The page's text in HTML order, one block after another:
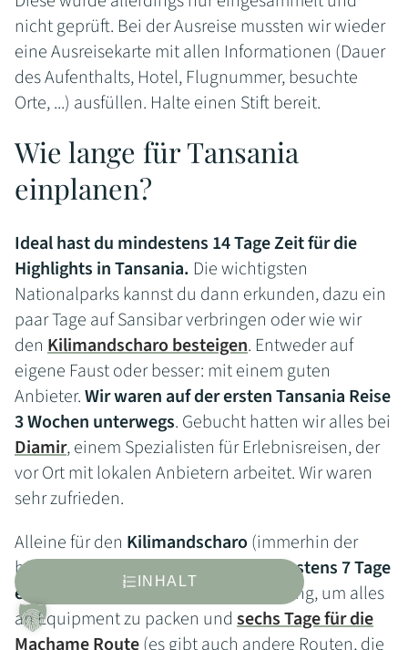
INHALT
nicht geprüft. Bei der Ausreise mussten wir wieder
eine Ausreisekarte mit allen Informationen (Dauer
des Aufenthalts, Hotel, Flugnummer, besuchte
Orte, ...) ausfüllen. Halte einen Stift bereit.
Wie lange für Tansania
einplanen?
Ideal hast du mindestens 14 Tage Zeit für die
Highlights in Tansania. Die wichtigsten
Nationalparks kannst du dann erkunden, dazu ein
paar Tage auf Sansibar verbringen oder wie wir
den Kilimandscharo besteigen. Entweder auf
eigene Faust oder besser: mit einem guten
Anbieter.Wir waren auf der ersten Tansania Reise
3 Wochen unterwegs. Gebucht hatten wir alles bei
Diamir, einem Spezialisten für Erlebnisreisen, der
vor Ort mit lokalen Anbietern arbeitet. Wir waren
sehr zufrieden.
Alleine für den Kilimandscharo(immerhin der
höchste Berg Afrikas) musst du
mindestens 7 Tage
einplanen
. Einen Tag vor der Besteigung, um alles
an Equipment zu packen und sechs Tage für die
Machame Route(es gibt auch andere Routen, die